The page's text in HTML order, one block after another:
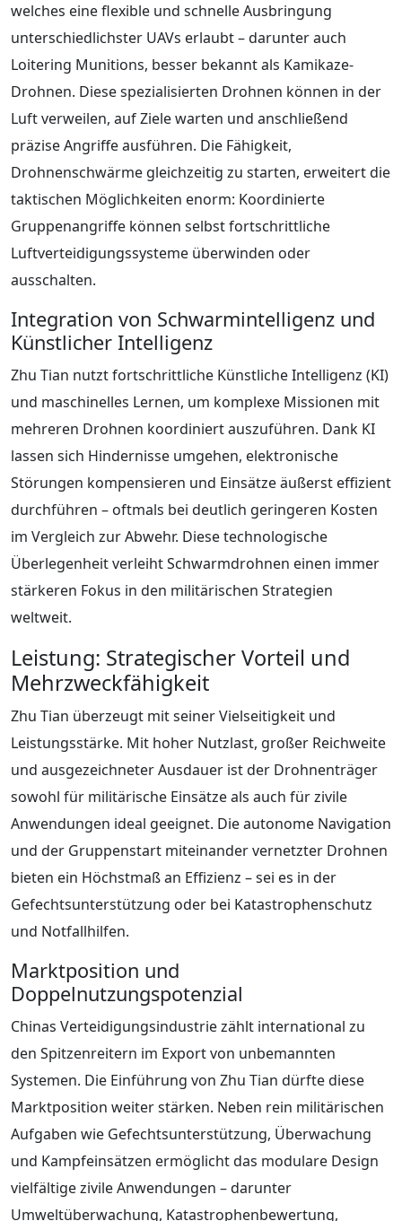
welches eine flexible und schnelle Ausbringung
unterschiedlichster UAVs erlaubt – darunter auch
Loitering Munitions, besser bekannt als Kamikaze-
Drohnen. Diese spezialisierten Drohnen können in der
Luft verweilen, auf Ziele warten und anschließend
präzise Angriffe ausführen. Die Fähigkeit,
Drohnenschwärme gleichzeitig zu starten, erweitert die
taktischen Möglichkeiten enorm: Koordinierte
Gruppenangriffe können selbst fortschrittliche
Luftverteidigungssysteme überwinden oder
ausschalten.
Integration von Schwarmintelligenz und
Künstlicher Intelligenz
Zhu Tian nutzt fortschrittliche Künstliche Intelligenz (KI)
und maschinelles Lernen, um komplexe Missionen mit
mehreren Drohnen koordiniert auszuführen. Dank KI
lassen sich Hindernisse umgehen, elektronische
Störungen kompensieren und Einsätze äußerst effizient
durchführen – oftmals bei deutlich geringeren Kosten
im Vergleich zur Abwehr. Diese technologische
Überlegenheit verleiht Schwarmdrohnen einen immer
stärkeren Fokus in den militärischen Strategien
weltweit.
Leistung: Strategischer Vorteil und
Mehrzweckfähigkeit
Zhu Tian überzeugt mit seiner Vielseitigkeit und
Leistungsstärke. Mit hoher Nutzlast, großer Reichweite
und ausgezeichneter Ausdauer ist der Drohnenträger
sowohl für militärische Einsätze als auch für zivile
Anwendungen ideal geeignet. Die autonome Navigation
und der Gruppenstart miteinander vernetzter Drohnen
bieten ein Höchstmaß an Effizienz – sei es in der
Gefechtsunterstützung oder bei Katastrophenschutz
und Notfallhilfen.
Marktposition und
Doppelnutzungspotenzial
Chinas Verteidigungsindustrie zählt international zu
den Spitzenreitern im Export von unbemannten
Systemen. Die Einführung von Zhu Tian dürfte diese
Marktposition weiter stärken. Neben rein militärischen
Aufgaben wie Gefechtsunterstützung, Überwachung
und Kampfeinsätzen ermöglicht das modulare Design
vielfältige zivile Anwendungen – darunter
Umweltüberwachung, Katastrophenbewertung,